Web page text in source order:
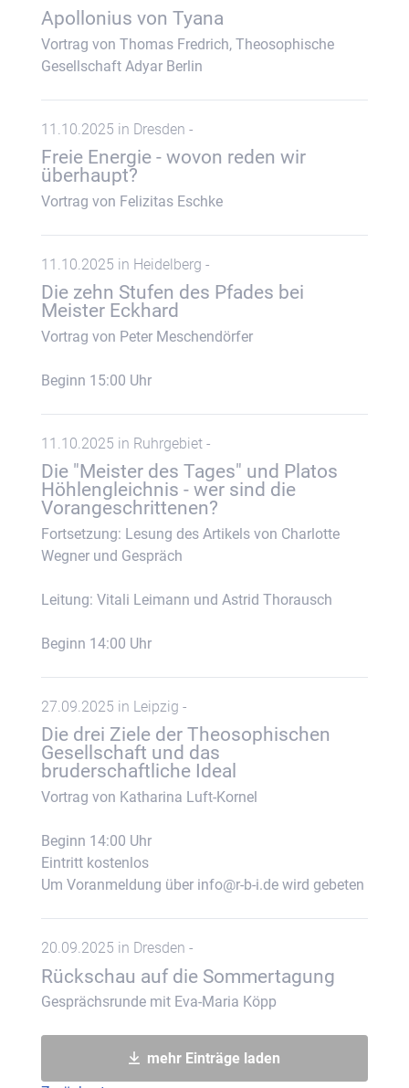
Apollonius von Tyana
Vortrag von Thomas Fredrich, Theosophische
Gesellschaft Adyar Berlin
11.10.2025 in Dresden -
Freie Energie - wovon reden wir
überhaupt?
Vortrag von Felizitas Eschke
11.10.2025 in Heidelberg -
Die zehn Stufen des Pfades bei
Meister Eckhard
Vortrag von Peter Meschendörfer
Beginn 15:00 Uhr
11.10.2025 in Ruhrgebiet -
Die "Meister des Tages" und Platos
Höhlengleichnis - wer sind die
Vorangeschrittenen?
Fortsetzung: Lesung des Artikels von Charlotte
Wegner und Gespräch
Leitung: Vitali Leimann und Astrid Thorausch
Beginn 14:00 Uhr
27.09.2025 in Leipzig -
Die drei Ziele der Theosophischen
Gesellschaft und das
bruderschaftliche Ideal
Vortrag von Katharina Luft-Kornel
Beginn 14:00 Uhr
Eintritt kostenlos
Um Voranmeldung über info@r-b-i.de wird gebeten
20.09.2025 in Dresden -
Rückschau auf die Sommertagung
Gesprächsrunde mit Eva-Maria Köpp
mehr Einträge laden